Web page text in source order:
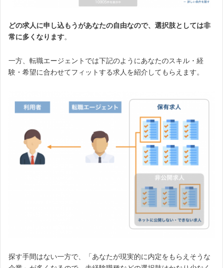
どの求人に申し込もうがあなたの自由なので、選択肢としては非
常に多くなります。
一方、転職エージェントでは下記のようにあなたのスキル・経
験・希望に合わせてフィットする求人を紹介してもらえます。
探す手間はない一方で、「あなたが現実的に内定をもらえそうな